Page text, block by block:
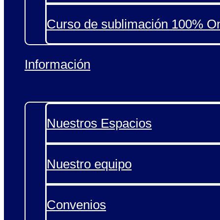
Curso de sublimación 100%
Información
Nuestros Espacios
Nuestro equipo
Convenios